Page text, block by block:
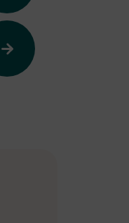
Terrain à bâtir à